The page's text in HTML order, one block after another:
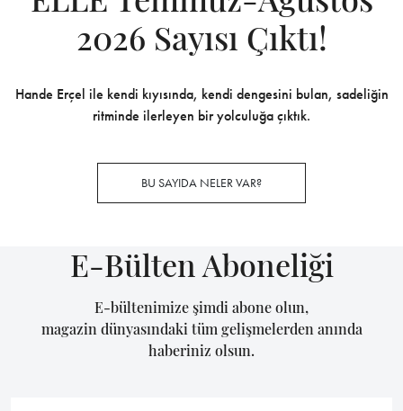
2026 Sayısı Çıktı!
Hande Erçel ile kendi kıyısında, kendi dengesini bulan, sadeliğin
ritminde ilerleyen bir yolculuğa çıktık.
BU SAYIDA NELER VAR?
E-Bülten Aboneliği
E-bültenimize şimdi abone olun,
magazin dünyasındaki tüm gelişmelerden anında
haberiniz olsun.